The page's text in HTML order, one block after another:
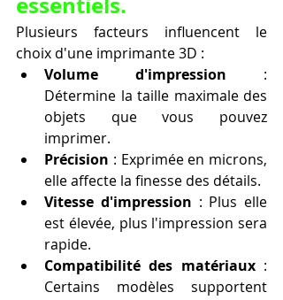
Plusieurs facteurs influencent le
choix d'une imprimante 3D :
Volume d'impression :
Détermine la taille maximale des
objets que vous pouvez
imprimer.
Précision : Exprimée en microns,
elle affecte la finesse des détails.
Vitesse d'impression : Plus elle
est élevée, plus l'impression sera
rapide.
Compatibilité des matériaux :
Certains modèles supportent